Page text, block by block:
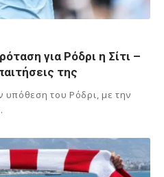
για Ρόδρι η Σίτι –
της
υπόθεση του Ρόδρι, με την